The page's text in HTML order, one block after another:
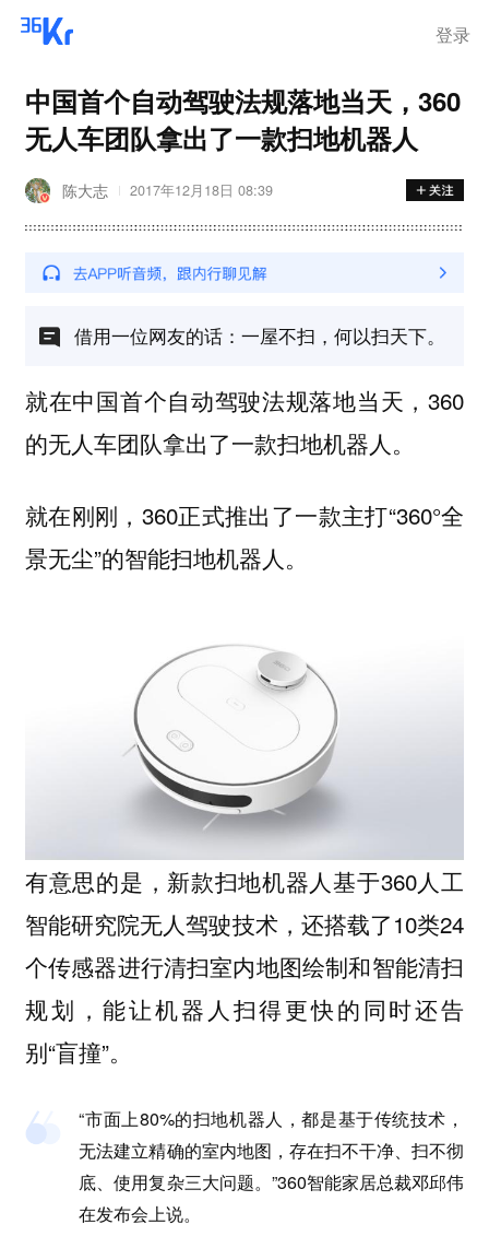
登录
中国首个自动驾驶法规落地当天，360
无人车团队拿出了一款扫地机器人
陈大志 2017年12月18日 08:39
借用一位网友的话：一屋不扫，何以扫天下。
就在中国首个自动驾驶法规落地当天，360
的无人车团队拿出了一款扫地机器人。
就在刚刚，360正式推出了一款主打“360°全
景无尘”的智能扫地机器人。
有意思的是，新款扫地机器人基于360人工
智能研究院无人驾驶技术，还搭载了10类24
个传感器进行清扫室内地图绘制和智能清扫
规划，能让机器人扫得更快的同时还告
别“盲撞”。
“市面上80%的扫地机器人，都是基于传统技术，
无法建立精确的室内地图，存在扫不干净、扫不彻
底、使用复杂三大问题。”360智能家居总裁邓邱伟
在发布会上说。